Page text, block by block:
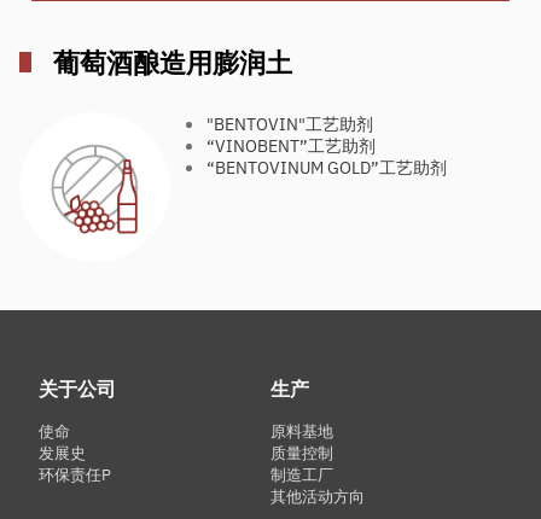
葡萄酒酿造用膨润土
"BENTOVIN"工艺助剂
“VINOBENT”工艺助剂
“BENTOVINUM GOLD”工艺助剂
关于公司
使命
发展史
环保责任Р
生产
原料基地
质量控制
制造工厂
其他活动方向